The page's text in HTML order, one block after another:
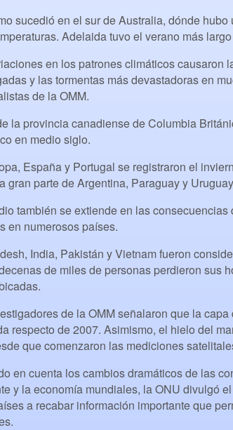
sucedió en el sur de Australia, dónde
Adelaida tuvo el verano más
en los patrones climáticos causaron
y las tormentas más devastadoras en
de la OMM.
la provincia canadiense de Columbia
en medio siglo.
España y Portugal se registraron el
gran parte de Argentina, Paraguay y
también se extiende en las
en numerosos países.
India, Pakistán y Vietnam fueron
de miles de personas perdieron sus
de la OMM señalaron que la
respecto de 2007. Asimismo, el hielo del
que comenzaron las mediciones
en cuenta los cambios dramáticos de las
y la economía mundiales, la ONU divulgó
a recabar información importante que